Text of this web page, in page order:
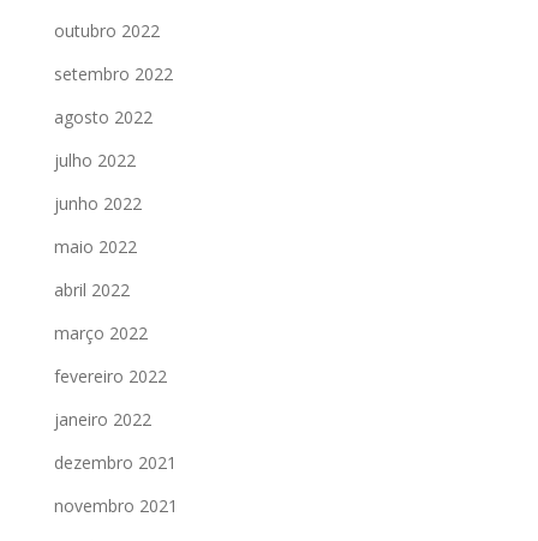
outubro 2022
setembro 2022
agosto 2022
julho 2022
junho 2022
maio 2022
abril 2022
março 2022
fevereiro 2022
janeiro 2022
dezembro 2021
novembro 2021